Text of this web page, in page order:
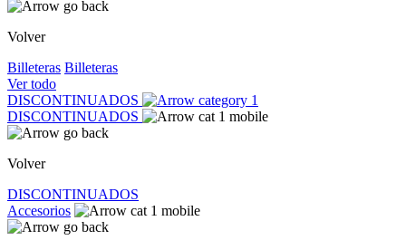
Volver
Billeteras Billeteras
Ver todo
DISCONTINUADOS
DISCONTINUADOS
Volver
DISCONTINUADOS
Accesorios